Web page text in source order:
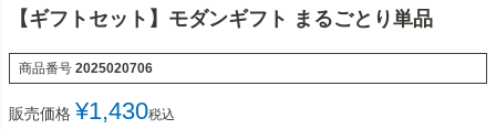
【ギフトセット】モダンギフト まるごとり単品
商品番号 2025020706
販売価格 ¥1,430税込